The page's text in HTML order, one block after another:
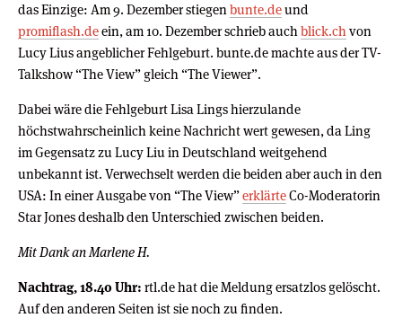
das Einzige: Am 9. Dezember stiegenbunte.deund
promiflash.deein, am 10. Dezember schrieb auchblick.chvon
Lucy Lius angeblicher Fehlgeburt. bunte.de machte aus der TV-
Talkshow “The View” gleich “The Viewer”.
Dabei wäre die Fehlgeburt Lisa Lings hierzulande
höchstwahrscheinlich keine Nachricht wert gewesen, da Ling
im Gegensatz zu Lucy Liu in Deutschland weitgehend
unbekannt ist. Verwechselt werden die beiden aber auch in den
USA: In einer Ausgabe von “The View”erklärteCo-Moderatorin
Star Jones deshalb den Unterschied zwischen beiden.
Mit Dank an Marlene H.
Nachtrag, 18.40 Uhr: rtl.de hat die Meldung ersatzlos gelöscht.
Auf den anderen Seiten ist sie noch zu finden.